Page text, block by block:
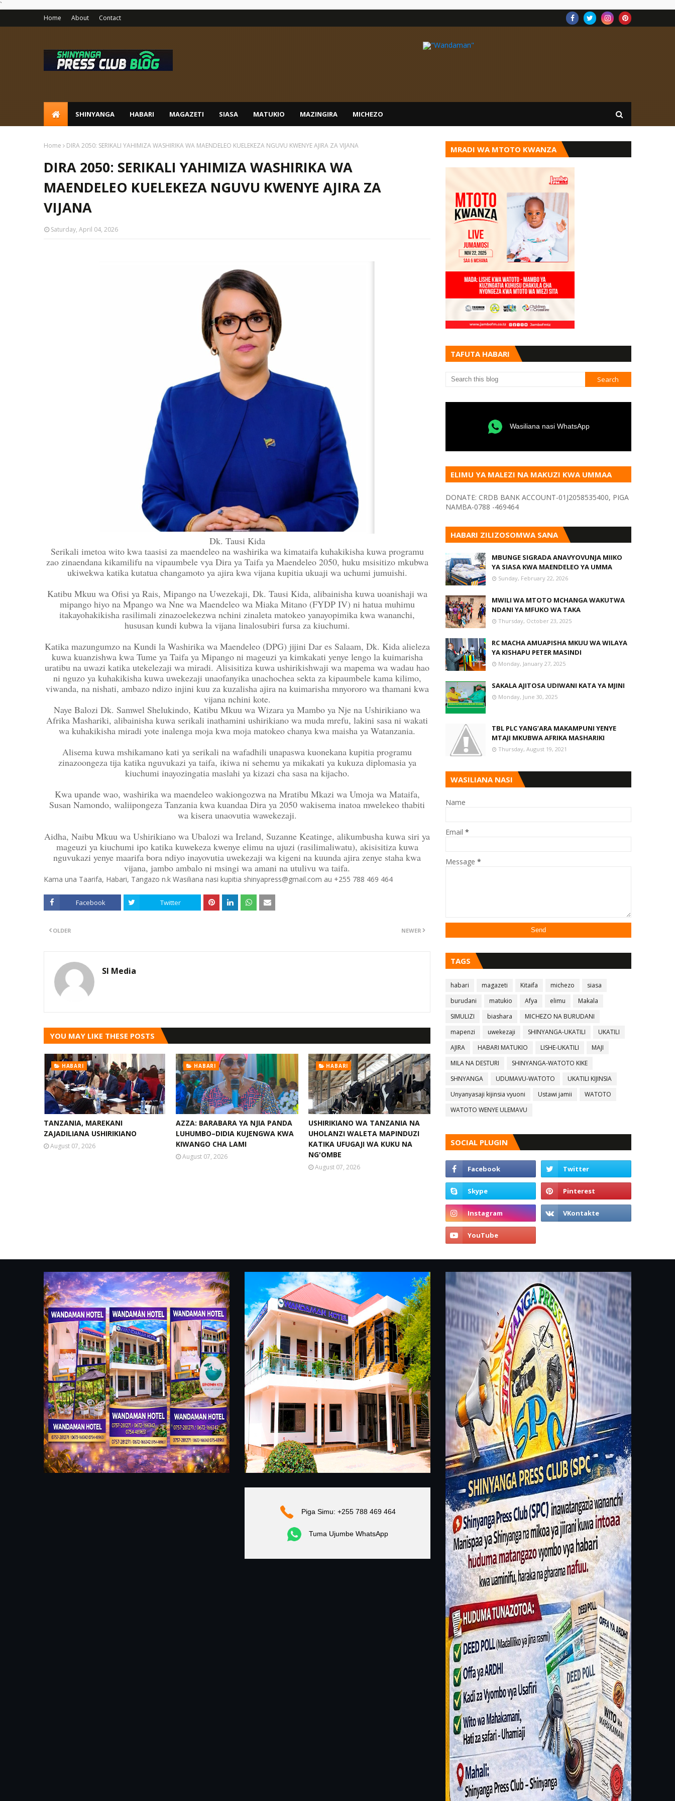
`
Home About Contact
SHINYANGA HABARI MAGAZETI SIASA MATUKIO MAZINGIRA MICHEZO
Home DIRA 2050: SERIKALI YAHIMIZA WASHIRIKA WA MAENDELEO KUELEKEZA NGUVU KWENYE AJIRA ZA VIJANA
DIRA 2050: SERIKALI YAHIMIZA WASHIRIKA WA
MAENDELEO KUELEKEZA NGUVU KWENYE AJIRA ZA
VIJANA
Saturday, April 04, 2026
Dk. Tausi Kida
Serikali imetoa wito kwa taasisi za maendeleo na washirika wa kimataifa kuhakikisha kuwa programu
zao zinaendana kikamilifu na vipaumbele vya Dira ya Taifa ya Maendeleo 2050, huku msisitizo mkubwa
ukiwekwa katika kutatua changamoto ya ajira kwa vijana kupitia ukuaji wa uchumi jumuishi.
Katibu Mkuu wa Ofisi ya Rais, Mipango na Uwezekaji, Dk. Tausi Kida, alibainisha kuwa uoanishaji wa
mipango hiyo na Mpango wa Nne wa Maendeleo wa Miaka Mitano (FYDP IV) ni hatua muhimu
itakayohakikisha rasilimali zinazoelekezwa nchini zinaleta matokeo yanayopimika kwa wananchi,
hususan kundi kubwa la vijana linalosubiri fursa za kiuchumi.
Katika mazungumzo na Kundi la Washirika wa Maendeleo (DPG) jijini Dar es Salaam, Dk. Kida alieleza
kuwa kuanzishwa kwa Tume ya Taifa ya Mipango ni mageuzi ya kimkakati yenye lengo la kuimarisha
uratibu na uwazi katika utekelezaji wa miradi. Alisisitiza kuwa ushirikishwaji wa mapema wa wadau hao
ni nguzo ya kuhakikisha kuwa uwekezaji unaofanyika unachochea sekta za kipaumbele kama kilimo,
viwanda, na nishati, ambazo ndizo injini kuu za kuzalisha ajira na kuimarisha mnyororo wa thamani kwa
vijana nchini kote.
Naye Balozi Dk. Samwel Shelukindo, Katibu Mkuu wa Wizara ya Mambo ya Nje na Ushirikiano wa
Afrika Mashariki, alibainisha kuwa serikali inathamini ushirikiano wa muda mrefu, lakini sasa ni wakati
wa kuhakikisha miradi yote inalenga moja kwa moja matokeo chanya kwa maisha ya Watanzania.
Alisema kuwa mshikamano kati ya serikali na wafadhili unapaswa kuonekana kupitia programu
zinazoongeza tija katika nguvukazi ya taifa, ikiwa ni sehemu ya mikakati ya kukuza diplomasia ya
kiuchumi inayozingatia maslahi ya kizazi cha sasa na kijacho.
Kwa upande wao, washirika wa maendeleo wakiongozwa na Mratibu Mkazi wa Umoja wa Mataifa,
Susan Namondo, waliipongeza Tanzania kwa kuandaa Dira ya 2050 wakisema inatoa mwelekeo thabiti
wa kisera unaovutia wawekezaji.
Aidha, Naibu Mkuu wa Ushirikiano wa Ubalozi wa Ireland, Suzanne Keatinge, alikumbusha kuwa siri ya
mageuzi ya kiuchumi ipo katika kuwekeza kwenye elimu na ujuzi (rasilimaliwatu), akisisitiza kuwa
nguvukazi yenye maarifa bora ndiyo inayovutia uwekezaji wa kigeni na kuunda ajira zenye staha kwa
vijana, jambo ambalo ni msingi wa amani na utulivu wa taifa.
Kama una Taarifa, Habari, Tangazo n.k Wasiliana nasi kupitia shinyapress@gmail.com au +255 788 469 464
Facebook Twitter
NEWER
OLDER
SI Media
YOU MAY LIKE THESE POSTS
HABARI
TANZANIA, MAREKANI
ZAJADILIANA USHIRIKIANO
August 07, 2026
HABARI
AZZA: BARABARA YA NJIA PANDA
LUHUMBO–DIDIA KUJENGWA KWA
KIWANGO CHA LAMI
August 07, 2026
HABARI
USHIRIKIANO WA TANZANIA NA
UHOLANZI WALETA MAPINDUZI
KATIKA UFUGAJI WA KUKU NA
NG'OMBE
August 07, 2026
MRADI WA MTOTO KWANZA
TAFUTA HABARI
Wasiliana nasi WhatsApp
ELIMU YA MALEZI NA MAKUZI KWA UMMAA
DONATE: CRDB BANK ACCOUNT-01J2058535400, PIGA
NAMBA-0788 -469464
HABARI ZILIZOSOMWA SANA
MBUNGE SIGRADA ANAVYOVUNJA MIIKO
YA SIASA KWA MAENDELEO YA UMMA
Sunday, February 22, 2026
MWILI WA MTOTO MCHANGA WAKUTWA
NDANI YA MFUKO WA TAKA
Thursday, October 23, 2025
RC MACHA AMUAPISHA MKUU WA WILAYA
YA KISHAPU PETER MASINDI
Monday, January 27, 2025
SAKALA AJITOSA UDIWANI KATA YA MJINI
Monday, June 30, 2025
TBL PLC YANG’ARA MAKAMPUNI YENYE
MTAJI MKUBWA AFRIKA MASHARIKI
Thursday, August 19, 2021
WASILIANA NASI
Name
Email *
Message *
TAGS
habari magazeti Kitaifa michezo
siasa
burudani
matukio Afya elimu
Makala
SIMULIZI
biashara
MICHEZO NA BURUDANI
mapenzi
uwekezaji SHINYANGA-UKATILI
UKATILI
AJIRA
HABARI MATUKIO LISHE-UKATILI
MAJI
MILA NA DESTURI
SHINYANGA-WATOTO KIKE
SHNYANGA
UDUMAVU-WATOTO
UKATILI KIJINSIA
Unyanyasaji kijinsia vyuoni
Ustawi jamii
WATOTO
WATOTO WENYE ULEMAVU
SOCIAL PLUGIN
Piga Simu: +255 788 469 464
Tuma Ujumbe WhatsApp